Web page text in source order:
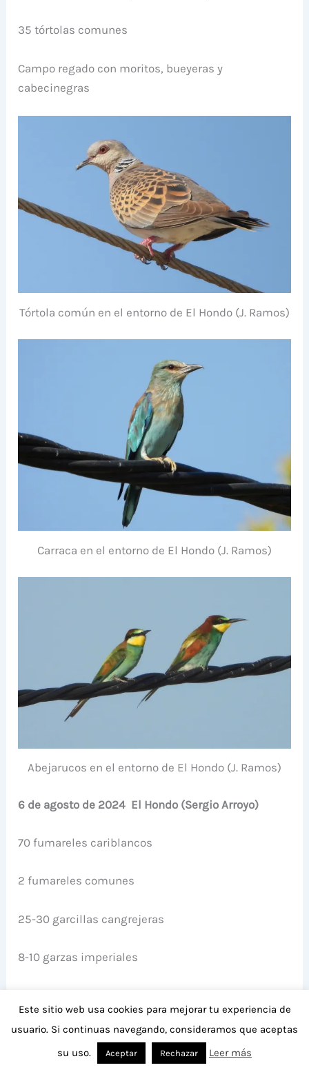
35 tórtolas comunes
Campo regado con moritos, bueyeras y
cabecinegras
Tórtola común en el entorno de El Hondo (J. Ramos)
Carraca en el entorno de El Hondo (J. Ramos)
Abejarucos en el entorno de El Hondo (J. Ramos)
6 de agosto de 2024 El Hondo (Sergio Arroyo)
70 fumareles cariblancos
2 fumareles comunes
25-30 garcillas cangrejeras
8-10 garzas imperiales
picofinas
Este sitio web usa cookies para mejorar tu experiencia de
usuario. Si continuas navegando, consideramos que aceptas
su uso.
Aceptar Rechazar Leer más